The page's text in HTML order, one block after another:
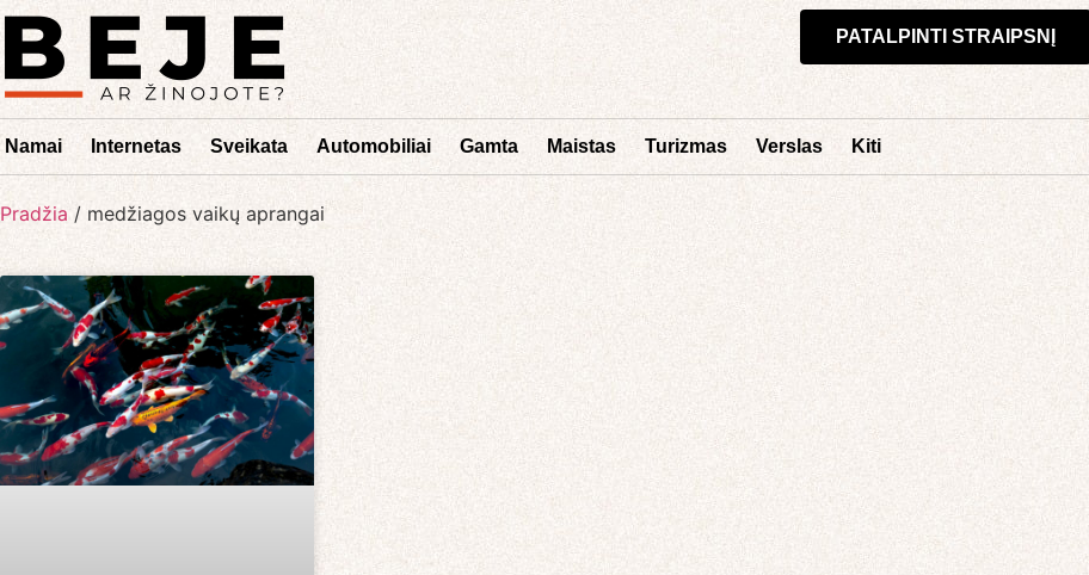
PATALPINTI STRAIPSNĮ
Namai Internetas Sveikata Automobiliai Gamta Maistas Turizmas Verslas Kiti
Pradžia / medžiagos vaikų aprangai